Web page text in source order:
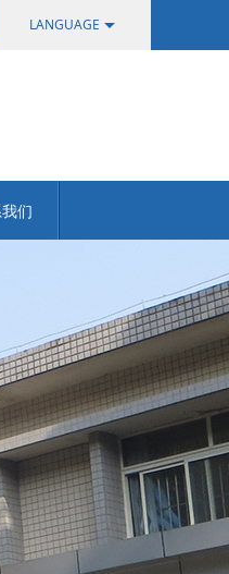
LANGUAGE
们